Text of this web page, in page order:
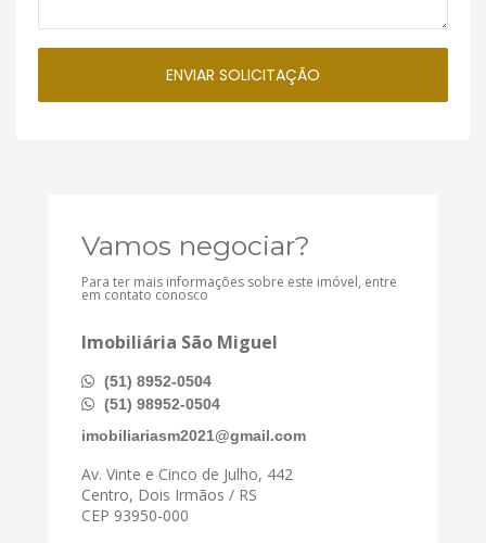
Vamos negociar?
Para ter mais informações sobre este imóvel, entre
em contato conosco
Imobiliária São Miguel
(51) 8952-0504
(51) 98952-0504
imobiliariasm2021@gmail.com
Av. Vinte e Cinco de Julho, 442
Centro, Dois Irmãos / RS
CEP 93950-000